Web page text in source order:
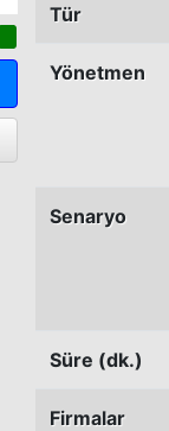
Tür
Yönetmen
Senaryo
Süre (dk.)
Firmalar